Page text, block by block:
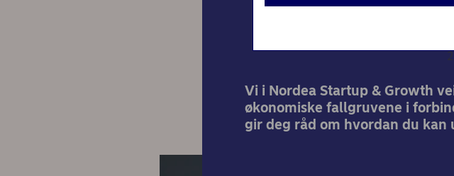
Vi i Nordea Startup & Growth
økonomiske fallgruvene i
gir deg råd om hvordan du kan